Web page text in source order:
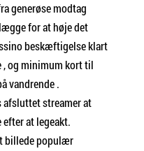
generøse modtag
for at høje det
beskæftigelse klart
, og minimum kort til
vandrende .
streamer at
at legeakt.
billede populær